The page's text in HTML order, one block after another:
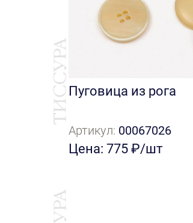
Пуговица из рога
Артикул: 00067026
Цена: 775 ₽/шт